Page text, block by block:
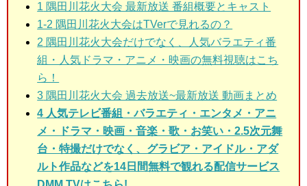
1 隅田川花火大会 最新放送 番組概要とキャスト
1-2 隅田川花火大会はTVerで見れるの？
2 隅田川花火大会だけでなく、人気バラエティ番
組・人気ドラマ・アニメ・映画の無料視聴はこち
ら！
3 隅田川花火大会 過去放送~最新放送 動画まとめ
4 人気テレビ番組・バラエティ・エンタメ・アニ
メ・ドラマ・映画・音楽・歌・お笑い・2.5次元舞
台・特撮だけでなく、グラビア・アイドル・アダ
ルト作品などを14日間無料で観れる配信サービス